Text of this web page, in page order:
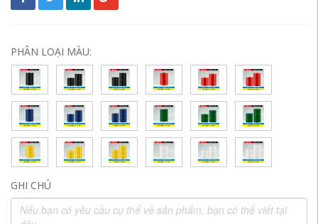
PHÂN LOẠI MÀU:
GHI CHÚ